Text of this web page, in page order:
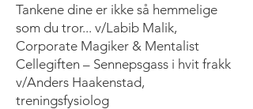
Tankene dine er ikke så hemmelige
som du tror... v/Labib Malik,
Corporate Magiker & Mentalist
Cellegiften – Sennepsgass i hvit frakk
v/Anders Haakenstad,
treningsfysiolog